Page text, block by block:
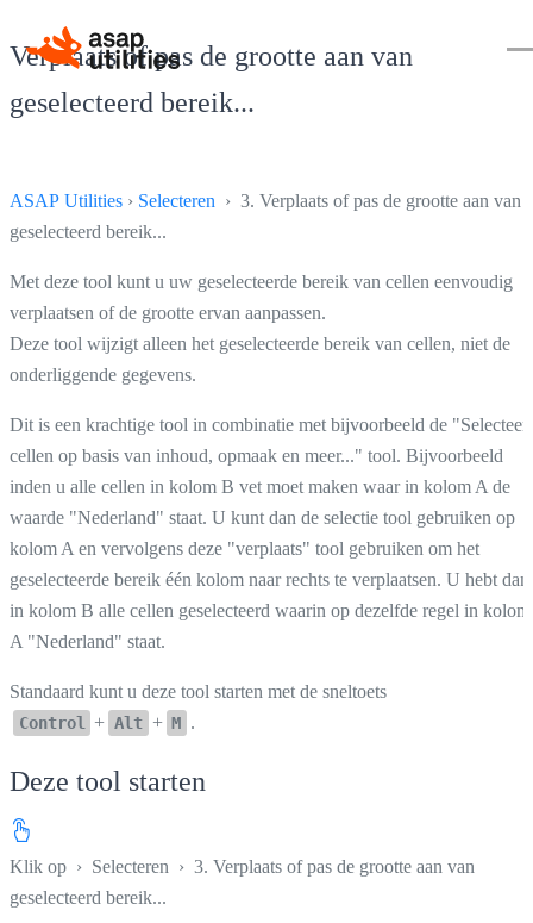
Verplaats of pas de grootte aan van
geselecteerd bereik...
ASAP Utilities › Selecteren › 3. Verplaats of pas de grootte aan van
geselecteerd bereik...
Met deze tool kunt u uw geselecteerde bereik van cellen eenvoudig
verplaatsen of de grootte ervan aanpassen.
Deze tool wijzigt alleen het geselecteerde bereik van cellen, niet de
onderliggende gegevens.
Dit is een krachtige tool in combinatie met bijvoorbeeld de "Selecteer
cellen op basis van inhoud, opmaak en meer..." tool. Bijvoorbeeld
inden u alle cellen in kolom B vet moet maken waar in kolom A de
waarde "Nederland" staat. U kunt dan de selectie tool gebruiken op
kolom A en vervolgens deze "verplaats" tool gebruiken om het
geselecteerde bereik één kolom naar rechts te verplaatsen. U hebt dan
in kolom B alle cellen geselecteerd waarin op dezelfde regel in kolom
A "Nederland" staat.
Standaard kunt u deze tool starten met de sneltoets
Control + Alt + M .
Deze tool starten
Klik op › Selecteren › 3. Verplaats of pas de grootte aan van
geselecteerd bereik...